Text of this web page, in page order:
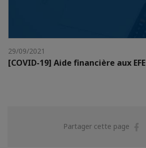
29/09/2021
[COVID-19] Aide financière aux EFE
Partager cette page